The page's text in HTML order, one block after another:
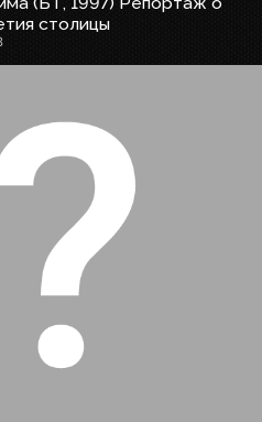
столицы